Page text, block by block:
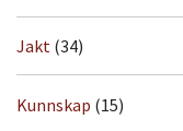
Jakt (34)
Kunnskap (15)